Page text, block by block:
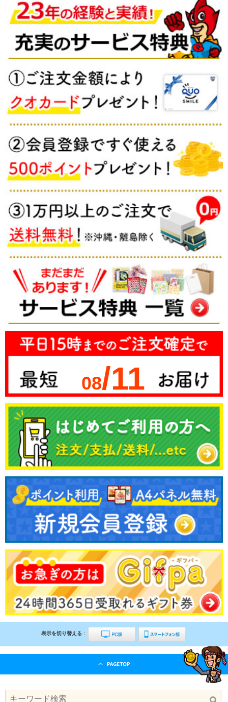
08/11
表示を切り替える :